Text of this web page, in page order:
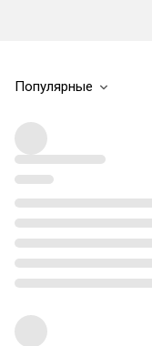
Популярные